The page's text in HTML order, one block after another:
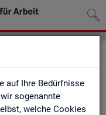
auf Ihre Bedürfnisse
sogenannte
welche Cookies
müs­sen aus­ge­füllt